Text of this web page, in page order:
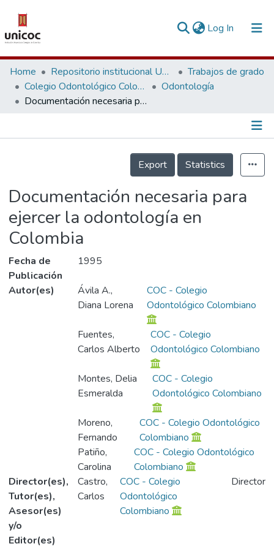
Log In (current)
Communities & Collections
Research Outputs
People
Home Repositorio institucional Unicoc, RI-unicoc
Trabajos de grado
Colegio Odontológico Colombiano
Odontología
Documentación necesaria para ejercer la odontología en Colombia
Información de la Publicación
Export
Statistics
Documentación necesaria para
ejercer la odontología en
Colombia
Fecha de
Publicación
1995
Autor(es)
Ávila A.,
Diana Lorena
COC - Colegio
Odontológico Colombiano
Fuentes,
Carlos Alberto
COC - Colegio
Odontológico Colombiano
Montes, Delia
Esmeralda
COC - Colegio
Odontológico Colombiano
Moreno,
Fernando
COC - Colegio Odontológico
Colombiano
Patiño,
Carolina
COC - Colegio Odontológico
Colombiano
Director(es),
Tutor(es),
Asesor(es)
y/o
Editor(es)
Castro,
Carlos
COC - Colegio
Odontológico
Colombiano
Director